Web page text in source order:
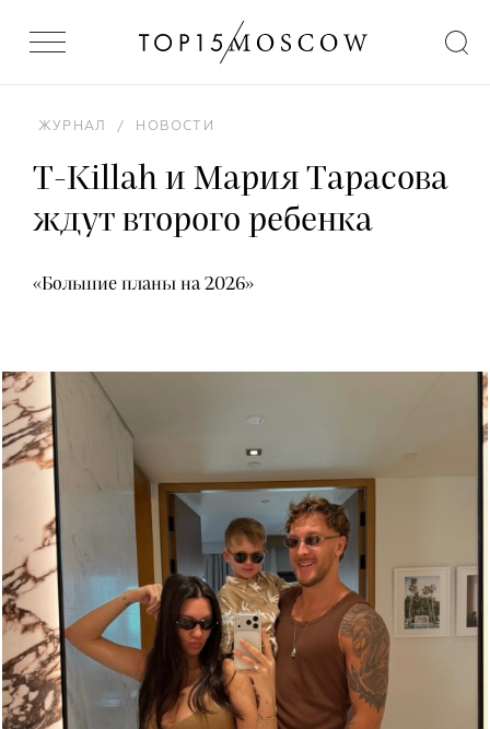
ЖУРНАЛ / НОВОСТИ
T-Killah и Мария Тарасова
ждут второго ребенка
«Большие планы на 2026»